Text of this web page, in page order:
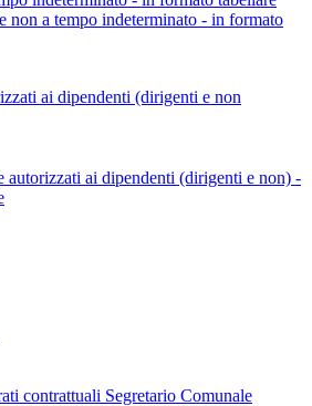
non a tempo indeterminato - in formato
ai dipendenti (dirigenti e non
autorizzati ai dipendenti (dirigenti e non) -
contrattuali Segretario Comunale